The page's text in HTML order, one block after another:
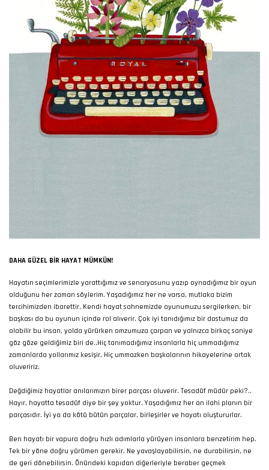
DAHA GÜZEL BIR HAYAT MÜMKÜN!
Hayatın seçimlerimizle yarattığımız ve senaryosunu yazıp oynadığımız bir oyun
olduğunu her zaman söylerim. Yaşadığımız her ne varsa, mutlaka bizim
tercihimizden ibarettir. Kendi hayat sahnemizde oyunumuzu sergilerken, bir
başkası da bu oyunun içinde rol alıverir. Çok iyi tanıdığımız bir dostumuz da
olabilir bu insan, yolda yürürken omzumuza çarpan ve yalnızca birkaç saniye
göz göze geldiğimiz biri de..Hiç tanımadığımız insanlarla hiç ummadığımız
zamanlarda yollarımız kesişir. Hiç ummazken başkalarının hikayelerine ortak
oluveririz.
Değdiğimiz hayatlar anılarımızın birer parçası oluverir. Tesadüf müdür peki?..
Hayır, hayatta tesadüf diye bir şey yoktur. Yaşadığımız her an ilahi planın bir
parçasıdır. İyi ya da kötü bütün parçalar, birleşirler ve hayatı oluştururlar.
Ben hayatı bir vapura doğru hızlı adımlarla yürüyen insanlara benzetirim hep.
Tek bir yöne doğru yürümen gerekir. Ne yavaşlayabilirsin, ne durabilirsin, ne
de geri dönebilirsin. Önündeki kapıdan diğerleriyle beraber geçmek